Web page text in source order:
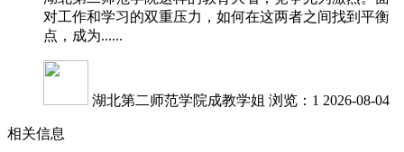
对工作和学习的双重压力，如何在这两者之间找到平衡
点，成为......
湖北第二师范学院成教学姐 浏览：1 2026-08-04
相关信息